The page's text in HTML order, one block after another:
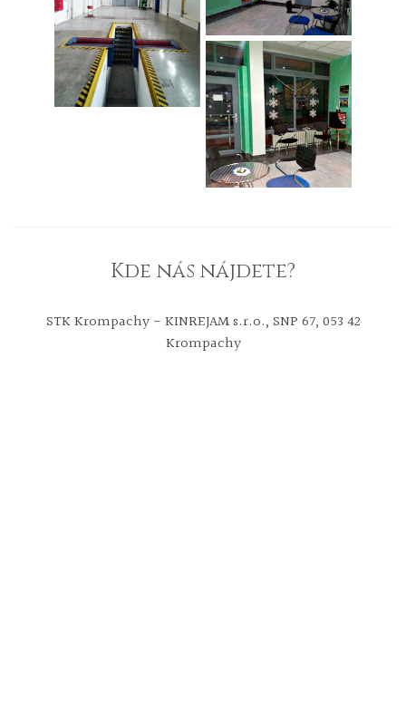
Kde nás nájdete?
STK Krompachy - KINREJAM s.r.o., SNP 67, 053 42
Krompachy